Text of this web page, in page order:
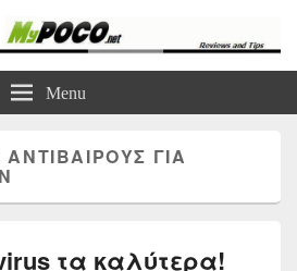
, VPN , Webhosting
Menu
ΑΝΤΙΒΑΙΡΟΥΣ ΓΙΑ
τα καλύτερα!